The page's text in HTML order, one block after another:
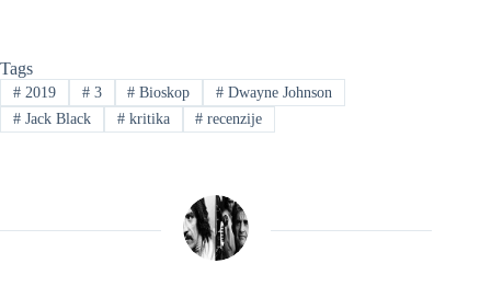
Tags
#2019 #3 # Bioskop # Dwayne Johnson
#Jack Black #kritika # recenzije